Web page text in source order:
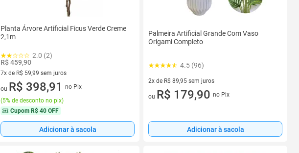
Planta Árvore Artificial Ficus Verde Creme
2,1m
2.0 (2)
R$ 459,90
7x de R$ 59,99 sem juros
7 vez de R$ 59,99 sem juros
ou R$ 398,91
no Pix
(5% de desconto no pix)
Cupom R$ 40 OFF
Adicionar à sacola
Palmeira Artificial Grande Com Vaso
Origami Completo
4.5 (96)
2x de R$ 89,95 sem juros
2 vez de R$ 89,95 sem juros
ou R$ 179,90 no Pix
Adicionar à sacola